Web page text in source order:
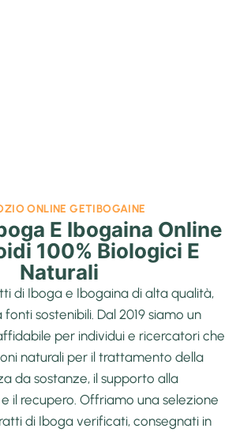
ONLINE GETIBOGAINE
E Ibogaina Online
100% Biologici E
Naturali
di Iboga e Ibogaina di alta qualità,
sostenibili. Dal 2019 siamo un
per individui e ricercatori che
naturali per il trattamento della
da sostanze, il supporto alla
il recupero. Offriamo una selezione
di Iboga verificati, consegnati in